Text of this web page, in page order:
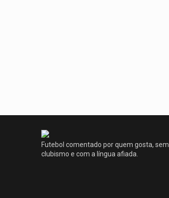
Futebol comentado por quem gosta, sem
clubismo e com a língua afiada.